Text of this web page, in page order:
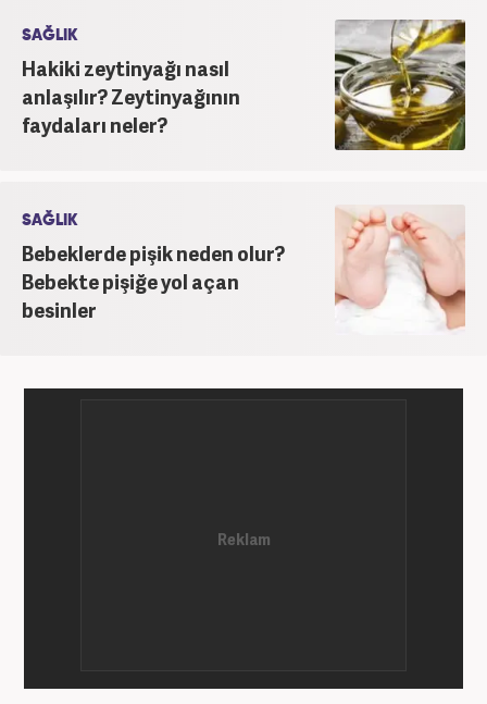
SAĞLIK
Hakiki zeytinyağı nasıl
anlaşılır? Zeytinyağının
faydaları neler?
SAĞLIK
Bebeklerde pişik neden olur?
Bebekte pişiğe yol açan
besinler